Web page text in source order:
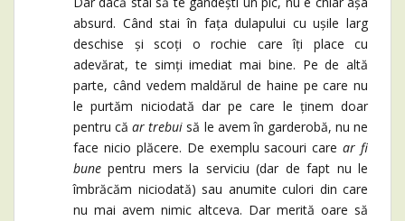
absurd. Când stai în fața dulapului cu ușile larg
deschise și scoți o rochie care îți place cu
adevărat, te simți imediat mai bine. Pe de altă
parte, când vedem maldărul de haine pe care nu
le purtăm niciodată dar pe care le ținem doar
pentru căar trebui să le avem în garderobă, nu ne
face nicio plăcere. De exemplu sacouri care ar fi
bune pentru mers la serviciu (dar de fapt nu le
îmbrăcăm niciodată) sau anumite culori din care
nu mai avem nimic altceva. Dar merită oare să